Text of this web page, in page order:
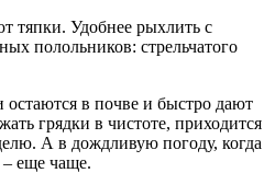
тяпки. Удобнее рыхлить с
полольников: стрельчатого
остаются в почве и быстро дают
грядки в чистоте, приходится
А в дождливую погоду, когда
– еще чаще.